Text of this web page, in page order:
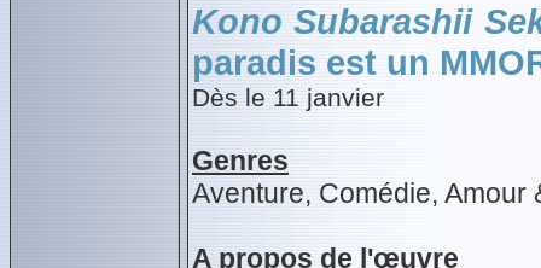
Kono Subarashii
paradis est un
Dès le 11 janvier
Genres
Aventure, Comédie, Amour
A propos de l'œuvre